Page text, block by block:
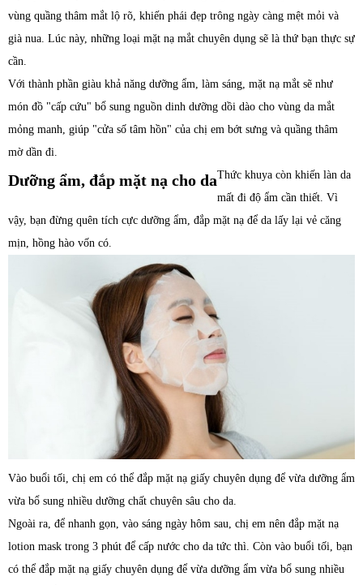
vùng quầng thâm mắt lộ rõ, khiến phái đẹp trông ngày càng mệt mỏi và
già nua. Lúc này, những loại mặt nạ mắt chuyên dụng sẽ là thứ bạn thực sự
cần.
Với thành phần giàu khả năng dưỡng ẩm, làm sáng, mặt nạ mắt sẽ như
món đồ "cấp cứu" bổ sung nguồn dinh dưỡng dồi dào cho vùng da mắt
mỏng manh, giúp "cửa số tâm hồn" của chị em bớt sưng và quầng thâm
mờ dần đi.
Dưỡng ẩm, đắp mặt nạ cho daThức khuya còn khiến làn da
mất đi độ ẩm cần thiết. Vì
vậy, bạn đừng quên tích cực dưỡng ẩm, đắp mặt nạ để da lấy lại vẻ căng
mịn, hồng hào vốn có.
Vào buổi tối, chị em có thể đắp mặt nạ giấy chuyên dụng để vừa dưỡng ẩm
vừa bổ sung nhiều dưỡng chất chuyên sâu cho da.
Ngoài ra, để nhanh gọn, vào sáng ngày hôm sau, chị em nên đắp mặt nạ
lotion mask trong 3 phút để cấp nước cho da tức thì. Còn vào buổi tối, bạn
có thể đắp mặt nạ giấy chuyên dụng để vừa dưỡng ẩm vừa bổ sung nhiều